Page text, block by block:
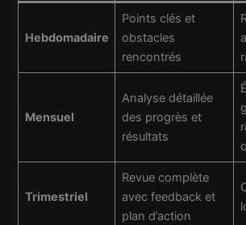
Hebdomadaire
Points clés et
obstacles
rencontrés
Mensuel
Analyse détaillée
des progrès et
résultats
Trimestriel
Revue complète
avec feedback et
plan d’action